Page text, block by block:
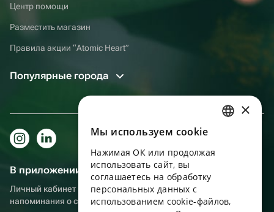
Центр помощи
Разместить магазин
Правила акции “Atomic Heart”
Популярные города
В приложении еще удобнее!
Личный кабинет получателя, больше бонусов за покупки и
напоминания о событиях
ENGLISH
UKRAINIAN
PORTUGUESE
×
Мы используем сookie
Нажимая ОК или продолжая
использовать сайт, вы
соглашаетесь на обработку
персональных данных с
использованием cookie-файлов,